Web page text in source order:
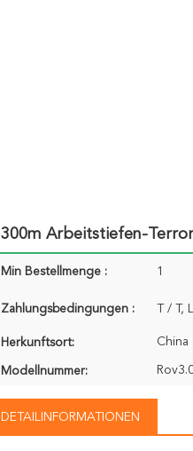
300m Arbeitstiefen-
Min Bestellmenge : 1
Zahlungsbedingungen : T / T,
Herkunftsort: China
Modellnummer:
DETAILINFORMATIONEN